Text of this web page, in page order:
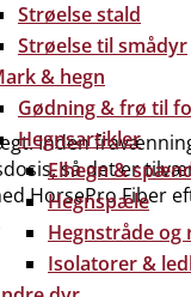
Strøelse stald
Strøelse til smådyr
& hegn
Gødning & frø til
Hegnsartikler
Elhegn &
Hegnspæle
Hegnstråde og
Isolatorer &
Inden
så det er
HorsePro Fiber